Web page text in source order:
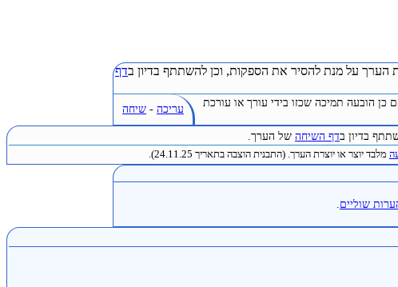
הערך על מנת להסיר את הספקות, וכן להשתתף בדיון בדף
כן הובעה תמיכה שכזו בידי עורך או עורכת
עריכה - שיחה
בדיון בדף השיחה של הערך.
מלבד יוצר או יוצרת הערך. (התבנית הוצבה בתאריך 24.11.25).
שוליים.